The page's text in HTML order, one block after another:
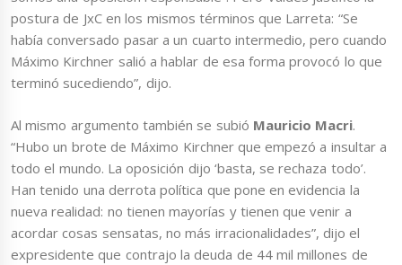
postura de JxC en los mismos términos que Larreta: “Se
había conversado pasar a un cuarto intermedio, pero cuando
Máximo Kirchner salió a hablar de esa forma provocó lo que
terminó sucediendo”, dijo.
Al mismo argumento también se subió Mauricio Macri.
“Hubo un brote de Máximo Kirchner que empezó a insultar a
todo el mundo. La oposición dijo ‘basta, se rechaza todo’.
Han tenido una derrota política que pone en evidencia la
nueva realidad: no tienen mayorías y tienen que venir a
acordar cosas sensatas, no más irracionalidades”, dijo el
expresidente que contrajo la deuda de 44 mil millones de